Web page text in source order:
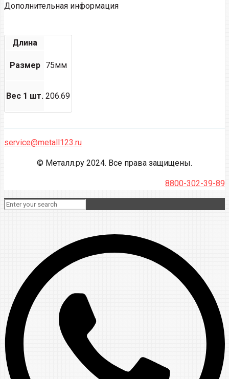
Дополнительная информация
Длина
Размер 75мм
Вес 1 шт. 206.69
service@metall123.ru
© Металл.ру 2024. Все права защищены.
8800-302-39-89